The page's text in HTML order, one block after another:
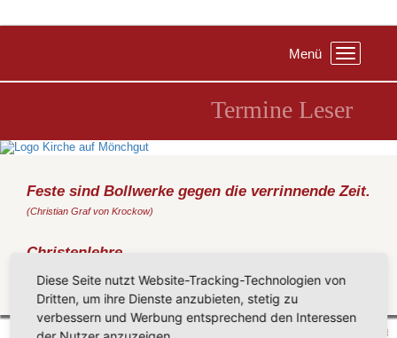
Toggle
Menü
Termine Leser
Feste sind Bollwerke gegen die verrinnende Zeit.
(Christian Graf von Krockow)
Christenlehre
Zurück
Mönchgut 2026 | | vicon
Diese Seite nutzt Website-Tracking-Technologien von
Dritten, um ihre Dienste anzubieten, stetig zu
verbessern und Werbung entsprechend den Interessen